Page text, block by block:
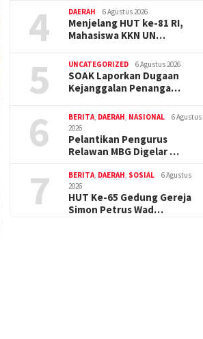
4 DAERAH 6 Agustus 2026
Menjelang HUT ke-81 RI,
Mahasiswa KKN UN…
5 UNCATEGORIZED 6 Agustus 2026
SOAK Laporkan Dugaan
Kejanggalan Penanga…
6 BERITA, DAERAH, NASIONAL
6 Agustus
2026
Pelantikan Pengurus
Relawan MBG Digelar …
7 BERITA, DAERAH, SOSIAL
6 Agustus
2026
HUT Ke-65 Gedung Gereja
Simon Petrus Wad…